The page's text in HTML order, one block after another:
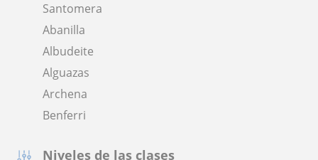
Santomera
Abanilla
Albudeite
Alguazas
Archena
Benferri
Niveles de las clases